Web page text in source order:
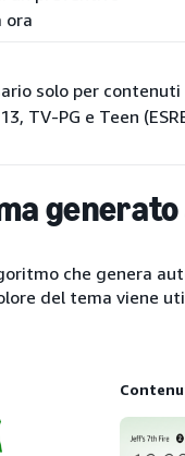
ora
solo per
TV-PG e Teen
che genera
del tema viene